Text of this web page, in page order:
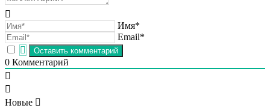
Имя*
Email*
0 Комментарий
Новые